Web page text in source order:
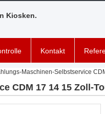
Kiosken.
Kontakt
Maschinen-Selbstservice
CDM 17 14 15 Zoll-